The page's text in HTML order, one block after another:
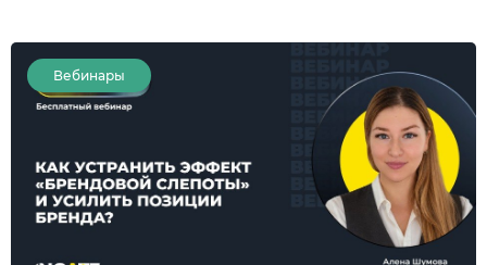
Вебинары